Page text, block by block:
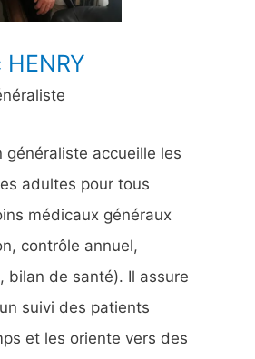
généraliste accueille les
adultes pour tous
médicaux généraux
contrôle annuel,
bilan de santé). Il assure
suivi des patients
et les oriente vers des